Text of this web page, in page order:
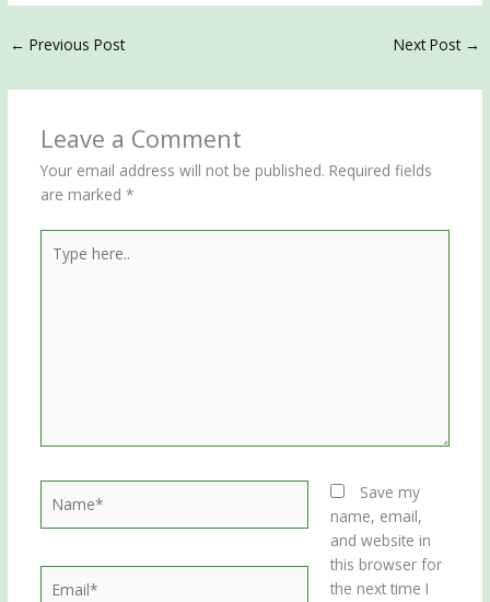
← Previous Post Next Post →
Leave a Comment
Your email address will not be published. Required fields
are marked *
here..
Save my
name, email,
and website in
this browser for
the next time I